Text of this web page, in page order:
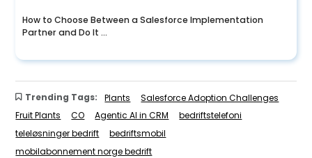
How to Choose Between a Salesforce Implementation
Partner and Do It ...
Trending Tags: Plants
Salesforce Adoption Challenges
Fruit Plants
CO Agentic AI in CRM
bedriftstelefoni
teleløsninger bedrift
bedriftsmobil
mobilabonnement norge bedrift